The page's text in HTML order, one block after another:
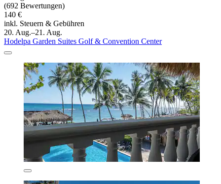
(692 Bewertungen)
140 €
inkl. Steuern & Gebühren
20. Aug.–21. Aug.
Hodelpa Garden Suites Golf & Convention Center